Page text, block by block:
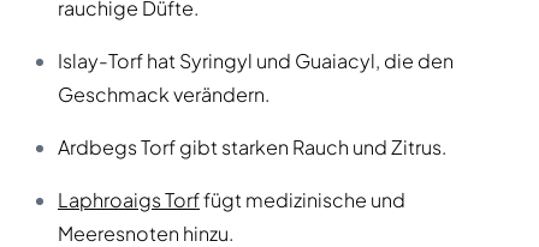
rauchige Düfte.
Islay-Torf hat Syringyl und Guaiacyl, die den
Geschmack verändern.
Ardbegs Torf gibt starken Rauch und Zitrus.
Laphroaigs Torffügt medizinische und
Meeresnoten hinzu.